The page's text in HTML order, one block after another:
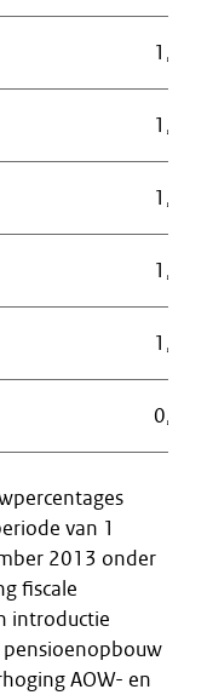
1,327
1,237
1,155
1,080
1,011
0,949
van 1
2013 onder
fiscale
introductie
pensioenopbouw
AOW- en